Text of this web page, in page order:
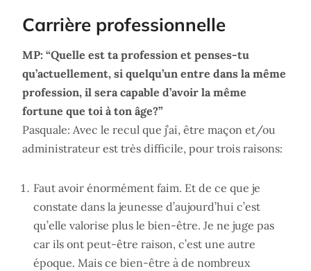
Carrière professionnelle
‌MP: “Quelle est ta profession et penses-tu
qu’actuellement, si quelqu’un entre dans la même
profession, il sera capable d’avoir la même
fortune que toi à ton âge?”
Pasquale: Avec le recul que j’ai, être maçon et/ou
administrateur est très difficile, pour trois raisons:
Faut avoir énormément faim. Et de ce que je
constate dans la jeunesse d’aujourd’hui c’est
qu’elle valorise plus le bien-être. Je ne juge pas
car ils ont peut-être raison, c’est une autre
époque. Mais ce bien-être à de nombreux